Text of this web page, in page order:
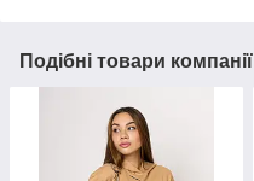
Подібні товари компанії